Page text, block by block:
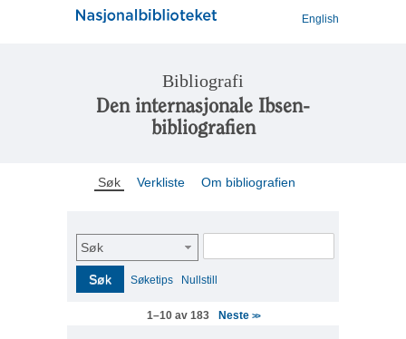
English
Bibliografi
Den internasjonale Ibsen-
bibliografien
Søk Verkliste Om bibliografien
Søk
Søk Søketips Nullstill
1–10 av 183 Neste >>